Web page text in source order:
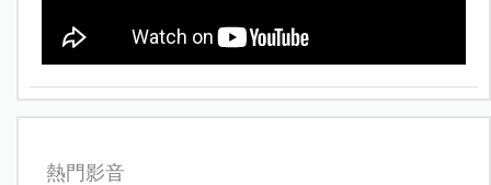
熱門影音